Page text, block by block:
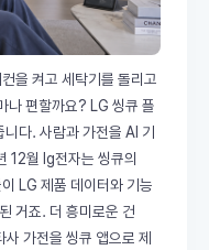
을 켜고 세탁기를 돌리고
나 편할까요? LG 씽큐 플
다. 사람과 가전을 AI 기
12월 lg전자는 씽큐의
LG 제품 데이터와 기능
거죠. 더 흥미로운 건
가전을 씽큐 앱으로 제